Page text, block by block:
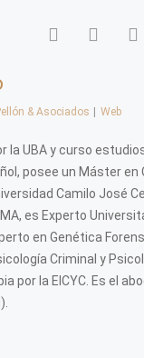
& Asociados Web
la UBA y curso
posee un Máster
Camilo José
es Experto
en Genética
Criminal y
por la EICYC. Es el